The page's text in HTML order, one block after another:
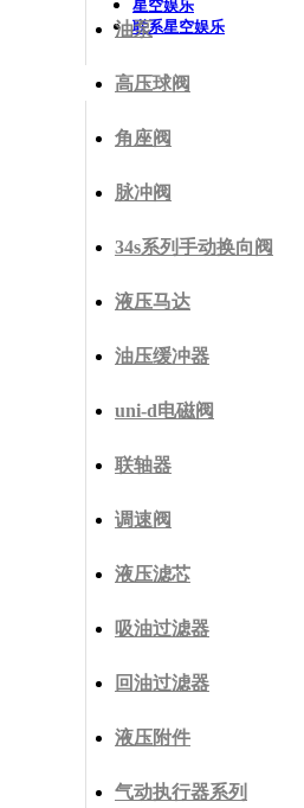
星空娱乐
联系星空娱乐
油泵
高压球阀
角座阀
脉冲阀
34s系列手动换向阀
液压马达
油压缓冲器
uni-d电磁阀
联轴器
调速阀
液压滤芯
吸油过滤器
回油过滤器
液压附件
气动执行器系列